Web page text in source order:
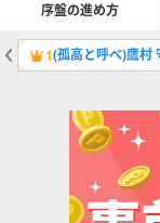
序盤の進め方
1(孤高と呼べ)鷹村